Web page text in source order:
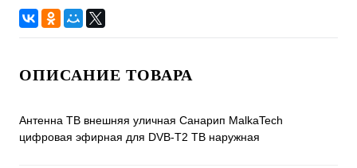
ОПИСАНИЕ ТОВАРА
Антенна ТВ внешняя уличная Санарип MalkaTech
цифровая эфирная для DVB-T2 ТВ наружная